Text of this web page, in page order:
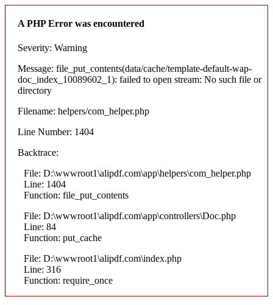
A PHP Error was encountered
Severity: Warning
Message: file_put_contents(data/cache/template-default-wap-
doc_index_10089602_1): failed to open stream: No such file or
directory
Filename: helpers/com_helper.php
Line Number: 1404
Backtrace:
File: D:\wwwroot1\alipdf.com\app\helpers\com_helper.php
Line: 1404
Function: file_put_contents
File: D:\wwwroot1\alipdf.com\app\controllers\Doc.php
Line: 84
Function: put_cache
File: D:\wwwroot1\alipdf.com\index.php
Line: 316
Function: require_once